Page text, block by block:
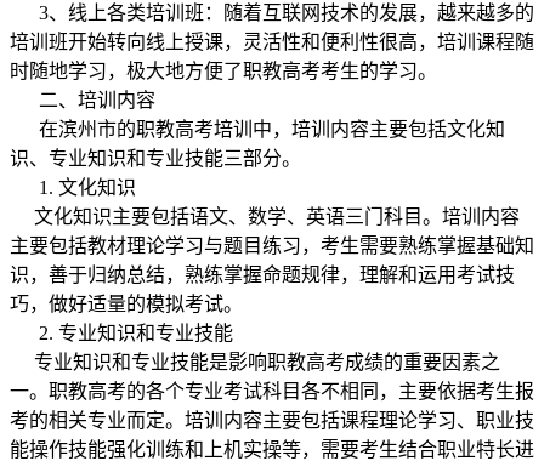
3、线上各类培训班：随着互联网技术的发展，越来越多的
培训班开始转向线上授课，灵活性和便利性很高，培训课程随
时随地学习，极大地方便了职教高考考生的学习。
二、培训内容
在滨州市的职教高考培训中，培训内容主要包括文化知
识、专业知识和专业技能三部分。
1. 文化知识
文化知识主要包括语文、数学、英语三门科目。培训内容
主要包括教材理论学习与题目练习，考生需要熟练掌握基础知
识，善于归纳总结，熟练掌握命题规律，理解和运用考试技
巧，做好适量的模拟考试。
2. 专业知识和专业技能
专业知识和专业技能是影响职教高考成绩的重要因素之
一。职教高考的各个专业考试科目各不相同，主要依据考生报
考的相关专业而定。培训内容主要包括课程理论学习、职业技
能操作技能强化训练和上机实操等，需要考生结合职业特长进